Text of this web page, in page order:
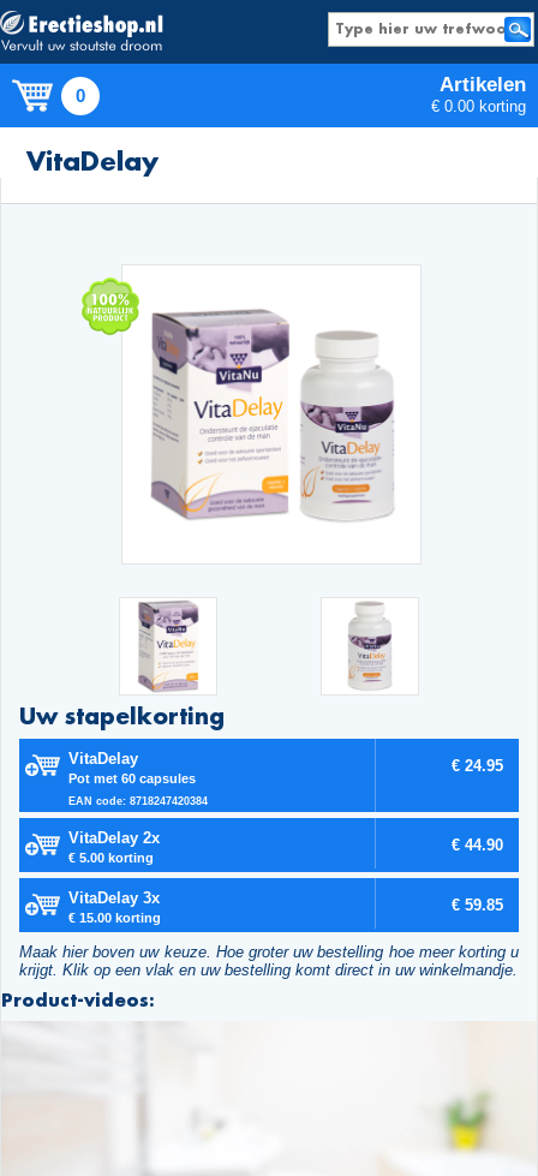
0 Artikelen
€ 0.00 korting
VitaDelay
Uw stapelkorting
VitaDelay
Pot met 60 capsules
EAN code: 8718247420384
€ 24.95
VitaDelay 2x
€ 5.00 korting
€ 44.90
VitaDelay 3x
€ 15.00 korting
€ 59.85
Maak hier boven uw keuze. Hoe groter uw bestelling hoe meer korting u
krijgt. Klik op een vlak en uw bestelling komt direct in uw winkelmandje.
Product-videos: